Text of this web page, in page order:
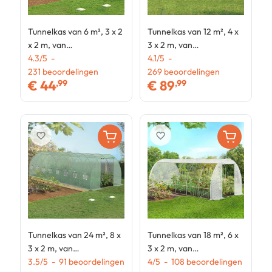
Tunnelkas van 6 m², 3 x 2
x 2 m, van
gegalvaniseerd staal +
UV-bestendig zeil, met
deur en ramen, ROMA,
4.3/5 -
231 beoordelingen
€44,99
Tunnelkas van 24 m², 8 x
3 x 2 m, van
gegalvaniseerd staal +
3.5/5 - 91 beoordelingen
favorite_border
Tunnelkas van 12 m², 4 x
3 x 2 m, van
gegalvaniseerd staal +
UV-bestendig zeil, met
deur en ramen, wit, van
4.1/5 -
269 beoordelingen
€89,99
Tunnelkas van 18 m², 6 x
3 x 2 m, van
gegalvaniseerd staal +
4/5 - 108 beoordelingen
favorite_border